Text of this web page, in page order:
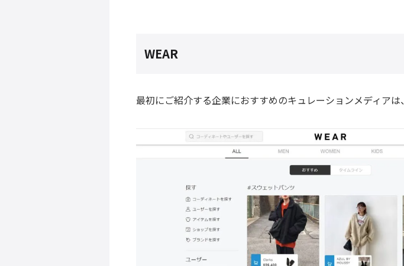
WEAR
最初にご紹介する企業におすすめのキュレーションメディアは、